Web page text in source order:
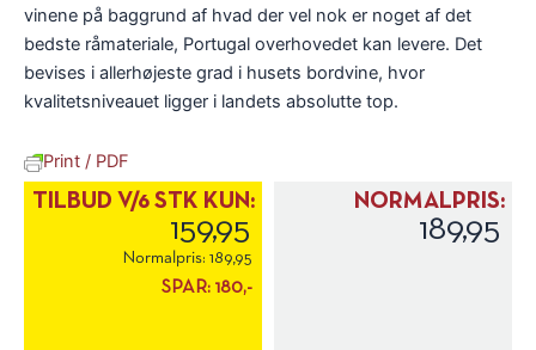
vinene på baggrund af hvad der vel nok er noget af det
bedste råmateriale, Portugal overhovedet kan levere. Det
bevises i allerhøjeste grad i husets bordvine, hvor
kvalitetsniveauet ligger i landets absolutte top.
Print / PDF
TILBUD V/6 STK KUN:
159,95
Normalpris: 189,95
SPAR: 180,-
NORMALPRIS:
189,95